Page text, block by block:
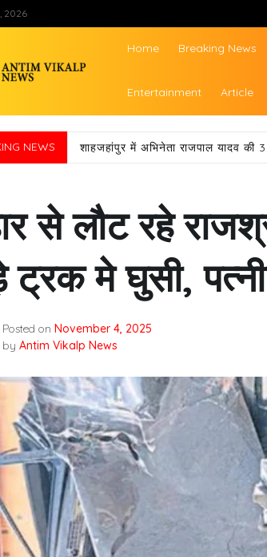
2026
Vikalp News
Home Breaking News
Entertainment Article
NEWS शाहजहांपुर में अभिनेता राजपाल यादव की
से लौट रहे
मे घुसी,
Posted on November 4, 2025
by Antim Vikalp News